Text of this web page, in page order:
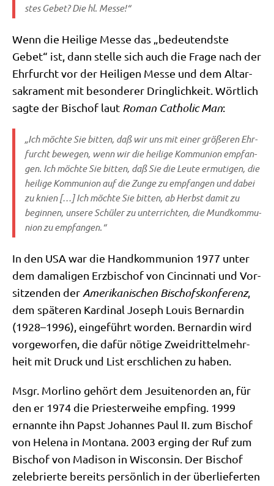
stes Gebet? Die hl. Messe!“
Wenn die Hei­li­ge Mes­se das „bedeu­tend­ste
Gebet“ ist, dann stel­le sich auch die Fra­ge nach der
Ehr­furcht vor der Hei­li­gen Mes­se und dem Altar­
sa­kra­ment mit beson­de­rer Dring­lich­keit. Wört­lich
sag­te der Bischof laut Roman Catho­lic Man:
„Ich möch­te Sie bit­ten, daß wir uns mit einer grö­ße­ren Ehr­
furcht bewe­gen, wenn wir die hei­li­ge Kom­mu­ni­on emp­fan­
gen. Ich möch­te Sie bit­ten, daß Sie die Leu­te ermu­ti­gen, die
hei­li­ge Kom­mu­ni­on auf die Zun­ge zu emp­fan­gen und dabei
zu knien […] Ich möch­te Sie bit­ten, ab Herbst damit zu
begin­nen, unse­re Schü­ler zu unter­rich­ten, die Mund­kom­mu­
ni­on zu empfangen.“
In den USA war die Hand­kom­mu­ni­on 1977 unter
dem dama­li­gen Erz­bi­schof von Cin­cin­na­ti und Vor­
sit­zen­den derAme­ri­ka­ni­schen Bischofs­kon­fe­renz,
dem spä­te­ren Kar­di­nal Joseph Lou­is Ber­nar­din
(1928–1996), ein­ge­führt wor­den. Ber­nar­din wird
vor­ge­wor­fen, die dafür nöti­ge Zwei­drit­tel­mehr­
heit mit Druck und List erschli­chen zu haben.
Msgr. Mor­li­no gehört dem Jesui­ten­or­den an, für
den er 1974 die Prie­ster­wei­he emp­fing. 1999
ernann­te ihn Papst Johan­nes Paul II. zum Bischof
von Hele­na in Mon­ta­na. 2003 erging der Ruf zum
Bischof von Madi­son in Wis­con­sin. Der Bischof
zele­brier­te bereits per­sön­lich in der über­lie­fer­ten